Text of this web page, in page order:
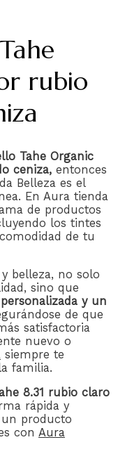
rubio
Tahe Organic
ceniza, entonces
Belleza es el
En Aura tienda
de productos
los tintes
de tu
belleza, no solo
sino que
y un
de que
satisfactoria
nuevo o
siempre te
familia.
8.31 rubio claro
rápida y
producto
con Aura